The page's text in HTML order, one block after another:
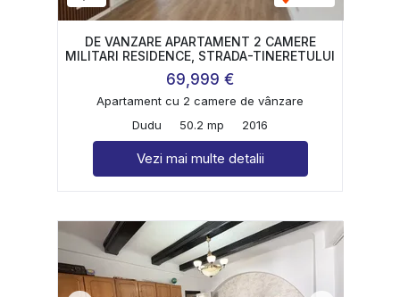
DE VANZARE APARTAMENT 2 CAMERE
MILITARI RESIDENCE, STRADA-TINERETULUI
69,999 €
Apartament cu 2 camere de vânzare
Dudu
50.2 mp 2016
Vezi mai multe detalii